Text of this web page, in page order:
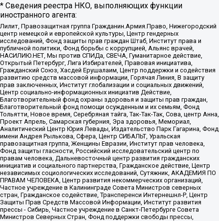
* Сведения реестра НКО, выполняющих функции
иностранного агента:
Лилит, Правозащитная группа Гражданин.Армия.Право, Нижегородский
центр немецкой и европейской культуры, Центр гендерных
исследований, Фонд защиты прав граждан Штаб, Институт права и
публичной политики, Фонд борьбы с коррупцией, Альянс врачей,
НАСИЛИЮ.НЕТ, Мы против СПИДа, СВЕЧА, Гуманитарное действие,
Открытый Петербург, Лига Избирателей, Правовая инициатива,
Гражданский Союз, Хасдей Ерушалаим, Центр поддержки и содействия
развитию средств массовой информации, Горячая Линия, В защиту
прав заключенных, Институт глобализации и социальных движений,
Центр социально-информационных инициатив Действие,
Благотворительный фонд охраны здоровья и защиты прав граждан,
Благотворительный фонд помощи осужденным и их семьям, Фонд
Тольятти, Новое время, Серебряная тайга, Так-Так-Так, Сова, центр Анна,
Проект Апрель, Самарская губерния, Эра здоровья, Мемориал,
Аналитический Центр Юрия Левады, Издательство Парк Гагарина, Фонд
имени Андрея Рылькова, Сфера, Центр СИБАЛЬТ, Уральская
правозащитная группа, Женщины Евразии, Институт прав человека,
Фонд защиты гласности, Российский исследовательский центр по
правам человека, Дальневосточный центр развития гражданских
инициатив и социального партнерства, Гражданское действие, Центр
независимых социологических исследований, Сутяжник, АКАДЕМИЯ ПО
ПРАВАМ ЧЕЛОВЕКА, Центр развития некоммерческих организаций,
Частное учреждение в Калининграде Совета Министров северных
стран, Гражданское содействие, Трансперенси Интернешнл-Р, Центр
Защиты Прав Средств Массовой Информации, Институт развития
прессы - Сибирь, Частное учреждение в Санкт-Петербурге Совета
Министров Северных Стран, Фонд поддержки свободы прессы,